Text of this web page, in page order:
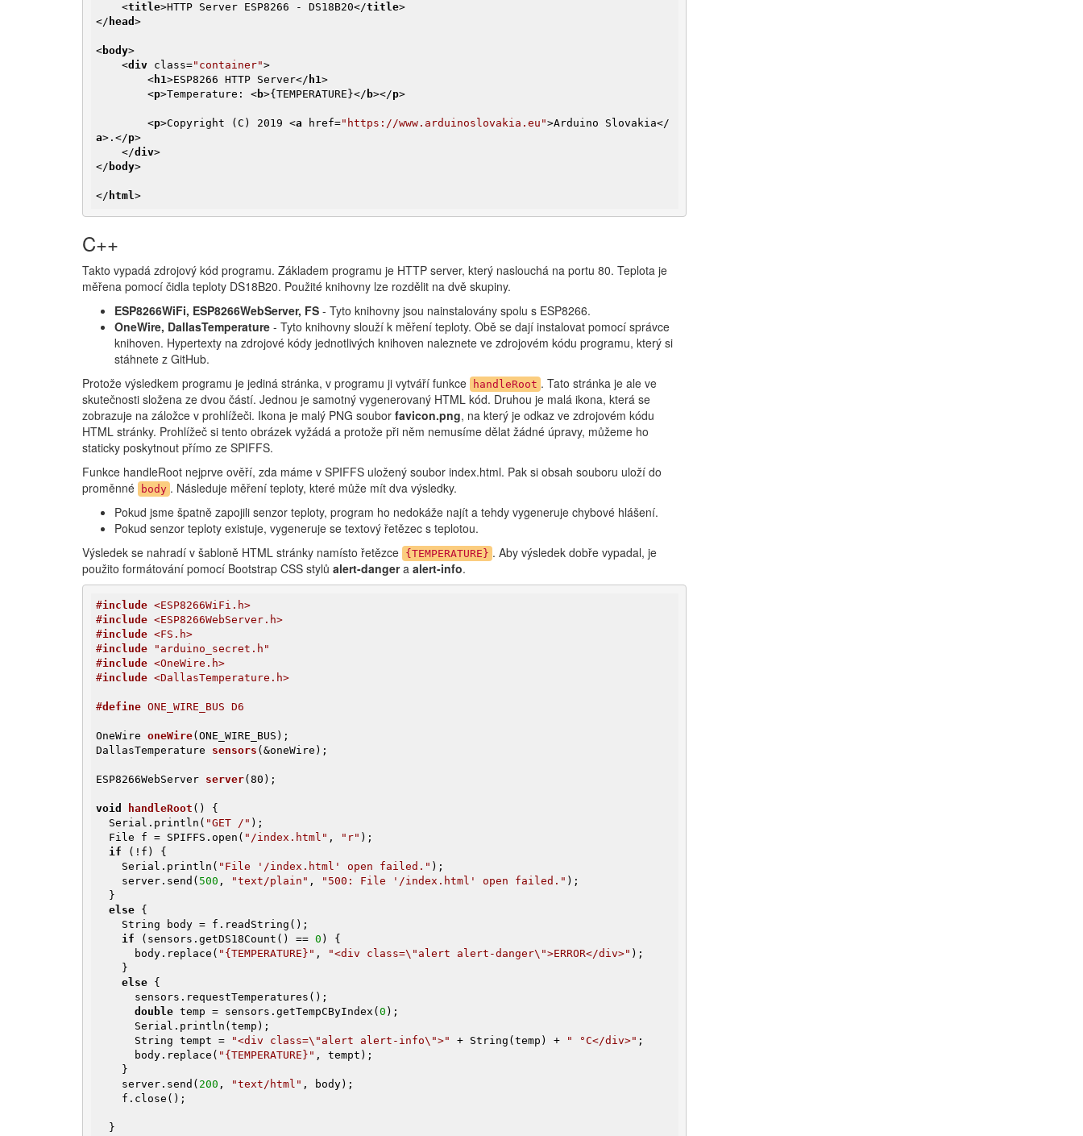
<title>HTTP Server ESP8266 - DS18B20</title>
</ head >
<body>
<div class="container">
< h1>ESP8266 HTTP Server</ h1>
<p>Temperature: <b>{TEMPERATURE}</ b></p>
<p>Copyright (C) 2019 <a href="https://www.arduinoslovakia.eu">Arduino Slovakia</
a> . </p>
</div>
</ body>
</ html>
C++
Takto vypadá zdrojový kód programu. Základem programu je HTTP server, který naslouchá na portu 80. Teplota je
měřena pomocí čidla teploty DS18B20. Použité knihovny lze rozdělit na dvě skupiny.
ESP8266WiFi, ESP8266WebServer, FS - Tyto knihovny jsou nainstalovány spolu s ESP8266.
OneWire, DallasTemperature - Tyto knihovny slouží k měření teploty. Obě se dají instalovat pomocí správce
knihoven. Hypertexty na zdrojové kódy jednotlivých knihoven naleznete ve zdrojovém kódu programu, který si
stáhnete z GitHub.
Protože výsledkem programu je jediná stránka, v programu ji vytváří funkce
handleRoot . Tato stránka je ale ve
skutečnosti složena ze dvou částí. Jednou je samotný vygenerovaný HTML kód. Druhou je malá ikona, která se
zobrazuje na záložce v prohlížeči. Ikona je malý PNG soubor favicon.png, na který je odkaz ve zdrojovém kódu
HTML stránky. Prohlížeč si tento obrázek vyžádá a protože při něm nemusíme dělat žádné úpravy, můžeme ho
staticky poskytnout přímo ze SPIFFS.
Funkce handleRoot nejprve ověří, zda máme v SPIFFS uložený soubor index.html. Pak si obsah souboru uloží do
proměnné
body . Následuje měření teploty, které může mít dva výsledky.
Pokud jsme špatně zapojili senzor teploty, program ho nedokáže najít a tehdy vygeneruje chybové hlášení.
Pokud senzor teploty existuje, vygeneruje se textový řetězec s teplotou.
Výsledek se nahradí v šabloně HTML stránky namísto řetězce {TEMPERATURE} . Aby výsledek dobře vypadal, je
použito formátování pomocí Bootstrap CSS stylů alert-dangera alert-info.
#include <ESP8266WiFi.h>
#include <ESP8266WebServer.h>
#include <FS.h>
#include "arduino_secret.h"
#include <OneWire.h>
#include <DallasTemperature.h>
#define ONE_WIRE_BUS D6
OneWire oneWire(ONE_WIRE_BUS)
DallasTemperature sensors (&oneWire) ;
ESP8266WebServer server(80) ;
void handleRoot ()
{
  Serial.println(
"GET /" );
  File f = SPIFFS.open(
"/index.html" , "r" );
if (!f) {
    Serial.println(
"File '/index.html' open failed." );
    server.send(
500 , "text/plain" , "500: File '/index.html' open failed." );
else {
if (sensors.getDS18Count() == 0 ) {
      body.replace(
"{TEMPERATURE}" , "<div class=\"alert alert-danger\">ERROR</div>" );
else {
double temp = sensors.getTempCByIndex( 0 );
      String tempt =
"<div class=\"alert alert-info\">" + String(temp) + " °C</div>" ;
      body.replace(
"{TEMPERATURE}" , tempt);
    server.send(
200 , "text/html" , body);